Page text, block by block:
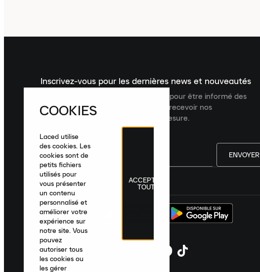
Inscrivez-vous pour les dernières news et nouveautés
Inscrivez-vous à la newsletter Laced pour être informé des
dernières nouveautés, collections et recevoir nos
recommandations de produits sur mesure.
ENVOYER
France|Français
COOKIES
Laced utilise
des cookies. Les
cookies sont de
petits fichiers
utilisés pour
vous présenter
un contenu
personnalisé et
améliorer votre
expérience sur
notre site. Vous
pouvez
autoriser tous
les cookies ou
les gérer
ACCEPTER
TOUT